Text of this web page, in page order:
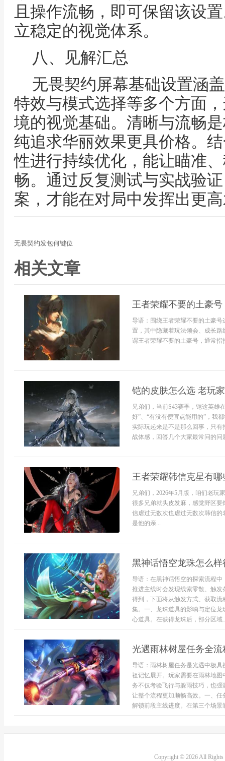
且操作流畅，即可保留该设
立稳定的视觉体系。
八、见解汇总
无畏契约屏幕基础设置涵
特效与模式选择等多个方面
境的视觉基础。清晰与流畅
纯追求华丽效果更具价格。
性进行持续优化，能让瞄准
畅。通过反复测试与实战验
案，才能在对局中发挥出更
无畏契约发包何键位
相关文章
王者荣耀不要的土豪号
导语：围绕王者荣耀不要的土豪
置，其中隐藏着玩法领会、成长
谓王者荣耀不要的土豪号，通常指
铠的皮肤怎么选 老玩
兄弟们，当前S43赛季，铠这英雄
好”、“有没有便宜点能用的”，我
实际玩起来是不是那么回事，只
战体感，回答几个大家最常问的问
王者荣耀韩信克星有
兄弟们，2026年5月版，咱们老玩
很多兄弟就头皮发麻，感觉野区
信虐过无数次也虐过无数次韩信
是他的亲...
黑神话悟空龙珠怎么样
导语：在黑神话悟空的探索流程
推进主线时会发现线索零散、触
得到，下面将从触发方式、获取
集。一、龙珠道具的影响与定位
心道具。在获得龙珠后，部分区域
光遇雨林树屋任务全
导语：雨林树屋任务是光遇中极
祖记忆展开。玩家需要在雨林地
务不仅考验飞行与躲雨技巧，也
让整个流程更加顺畅高效。一、
解锁前段主线进度。在第三个场景
Copyright © 2026 All